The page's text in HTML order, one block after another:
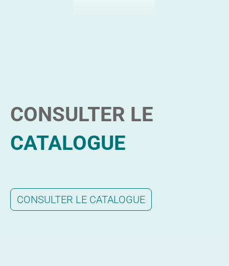
CONSULTER LE
CATALOGUE
CONSULTER LE CATALOGUE